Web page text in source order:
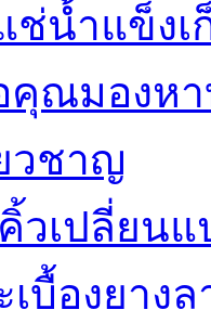
ช่น้ำแข็งเ
คุณมองห
วชาญ
วเปลี่ยน
เบื้องยาง